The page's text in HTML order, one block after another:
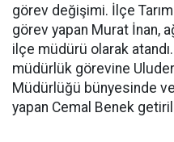
görev değişimi. İlçe
görev yapan Murat İnan,
ilçe müdürü olarak
müdürlük görevine
Müdürlüğü bünyesinde
yapan Cemal Benek